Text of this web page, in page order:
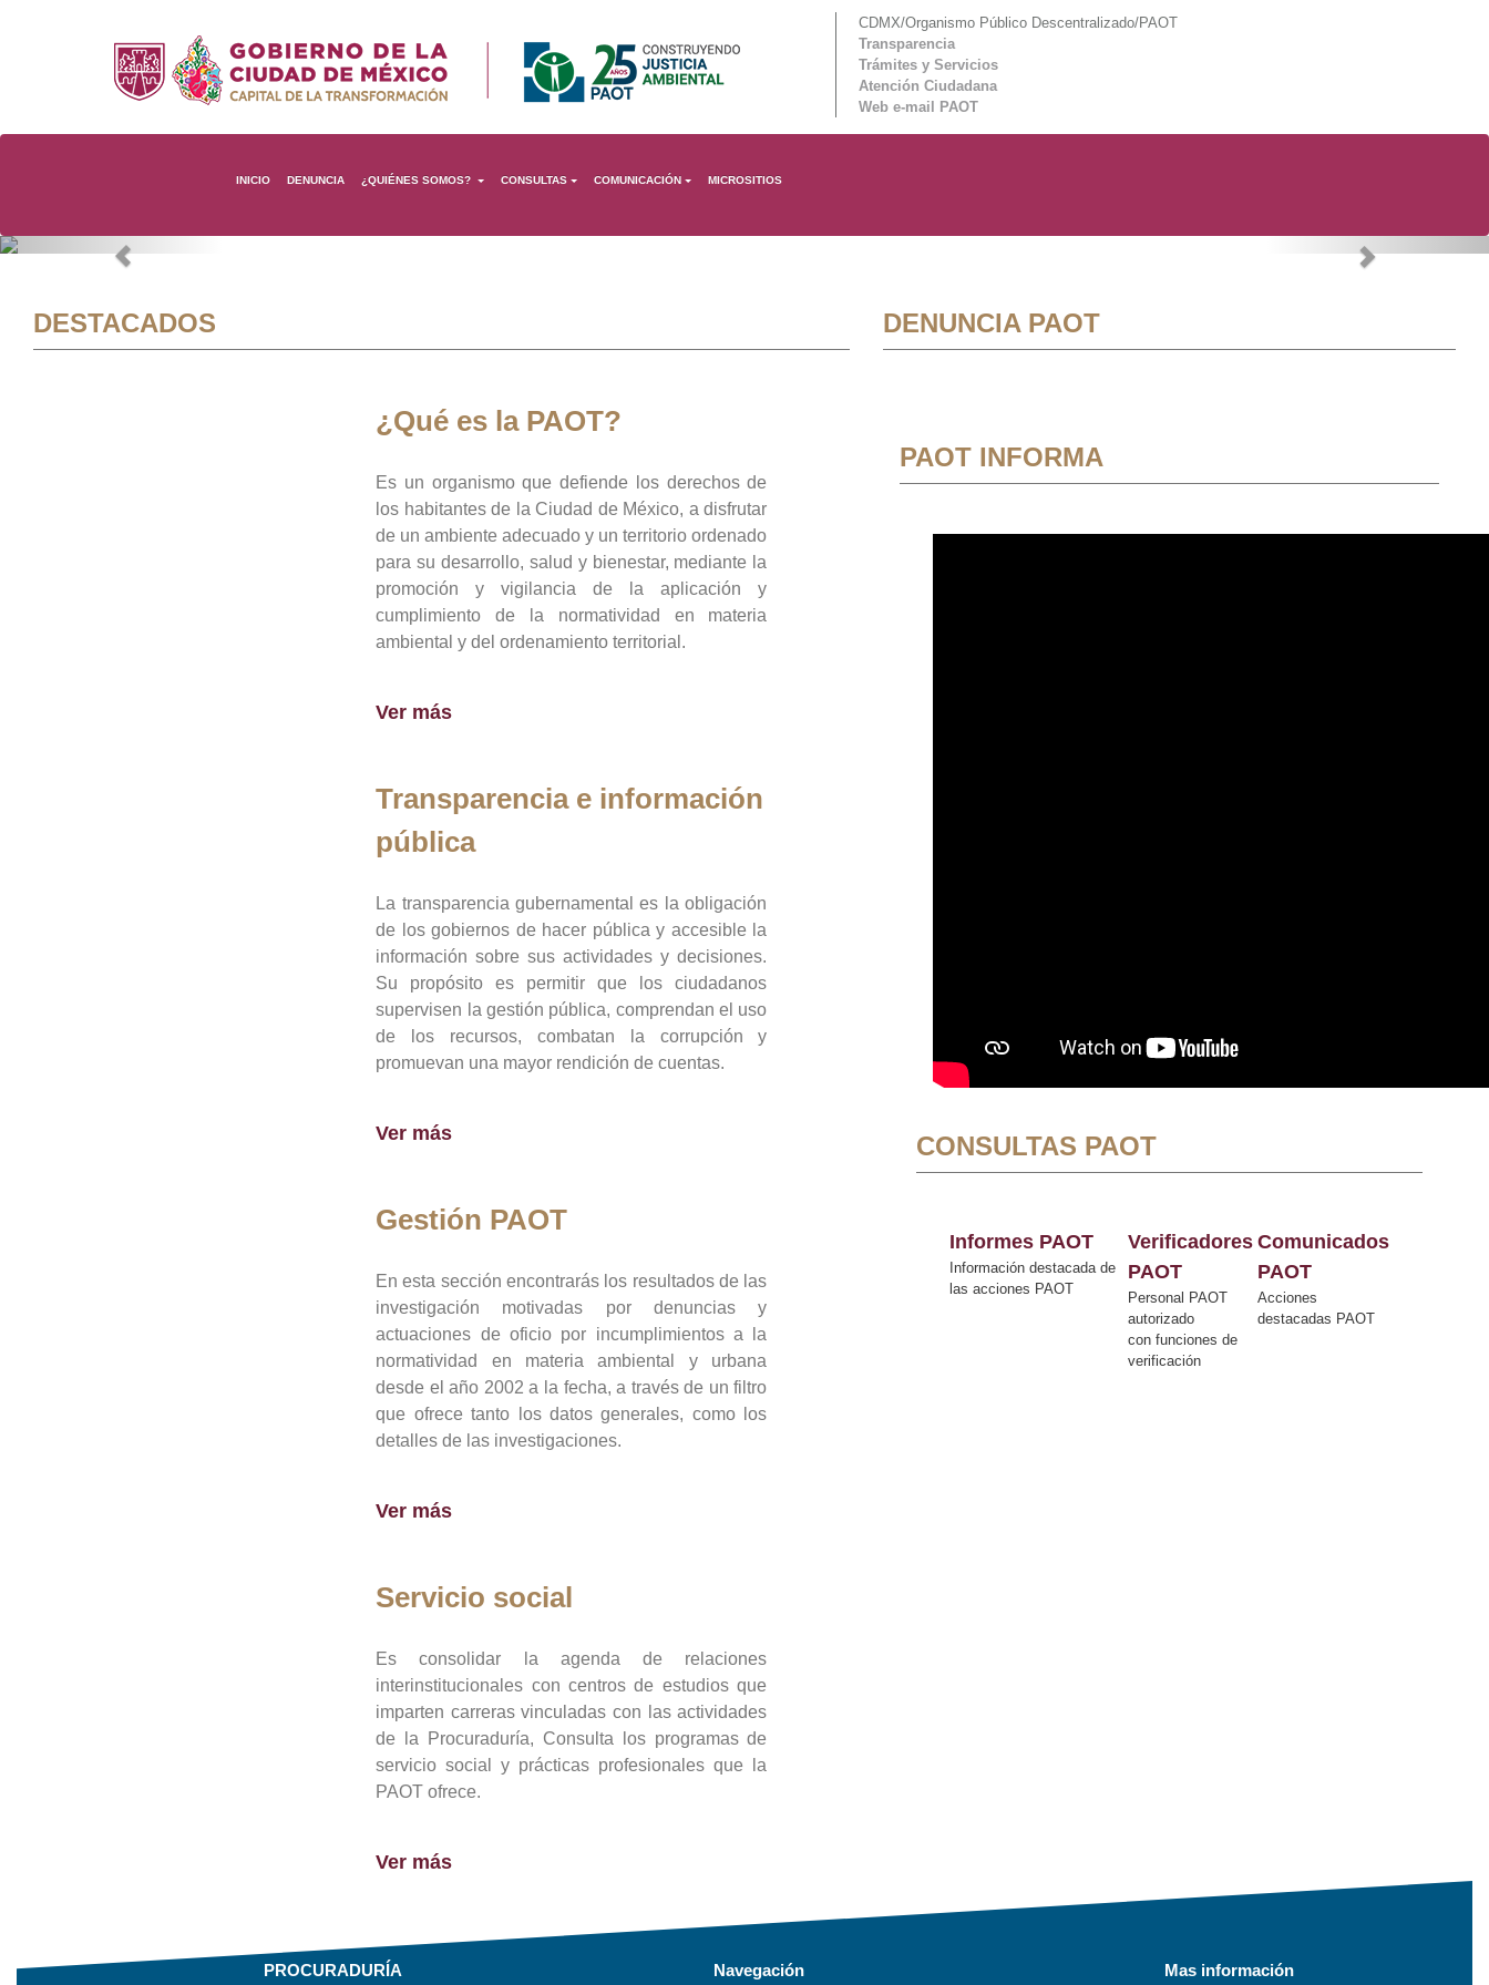
CDMX/Organismo Público Descentralizado/PAOT
Transparencia
Trámites y Servicios
Atención Ciudadana
Web e-mail PAOT
INICIO DENUNCIA ¿QUIÉNES SOMOS? CONSULTAS COMUNICACIÓN MICROSITIOS
Previous Next
DESTACADOS
¿Qué es la PAOT?
Es un organismo que defiende los derechos de
los habitantes de la Ciudad de México, a disfrutar
de un ambiente adecuado y un territorio ordenado
para su desarrollo, salud y bienestar, mediante la
promoción y vigilancia de la aplicación y
cumplimiento de la normatividad en materia
ambiental y del ordenamiento territorial.
Ver más
Transparencia e información
pública
La transparencia gubernamental es la obligación
de los gobiernos de hacer pública y accesible la
información sobre sus actividades y decisiones.
Su propósito es permitir que los ciudadanos
supervisen la gestión pública, comprendan el uso
de los recursos, combatan la corrupción y
promuevan una mayor rendición de cuentas.
Ver más
Gestión PAOT
En esta sección encontrarás los resultados de las
investigación motivadas por denuncias y
actuaciones de oficio por incumplimientos a la
normatividad en materia ambiental y urbana
desde el año 2002 a la fecha, a través de un filtro
que ofrece tanto los datos generales, como los
detalles de las investigaciones.
Ver más
Servicio social
Es consolidar la agenda de relaciones
interinstitucionales con centros de estudios que
imparten carreras vinculadas con las actividades
de la Procuraduría, Consulta los programas de
servicio social y prácticas profesionales que la
PAOT ofrece.
Ver más
DENUNCIA PAOT
PAOT INFORMA
CONSULTAS PAOT
Informes PAOT
Información destacada de
las acciones PAOT
Verificadores
PAOT
Personal PAOT
autorizado
con funciones de
verificación
Comunicados
PAOT
Acciones
destacadas PAOT
PROCURADURÍA Navegación Mas información